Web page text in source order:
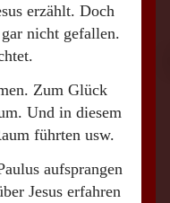
erzählt. Doch
nicht gefallen.
Zum Glück
Und in diesem
führten usw.
aufsprangen
Jesus erfahren